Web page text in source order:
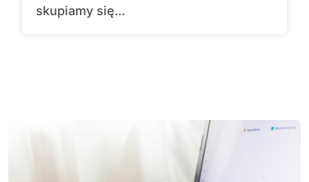
skupiamy się...